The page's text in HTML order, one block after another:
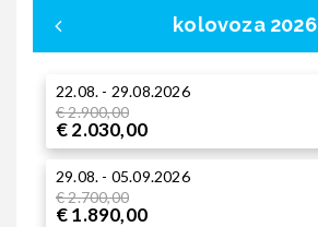
kolovoza 2026
22.08. - 29.08.2026
€ 2.900,00
€ 2.030,00
29.08. - 05.09.2026
€ 2.700,00
€ 1.890,00